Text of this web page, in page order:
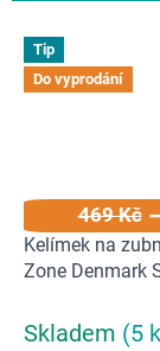
Tip
Do vyprodání
469 Kč
Kelímek na
Zone Denmark
Skladem (5